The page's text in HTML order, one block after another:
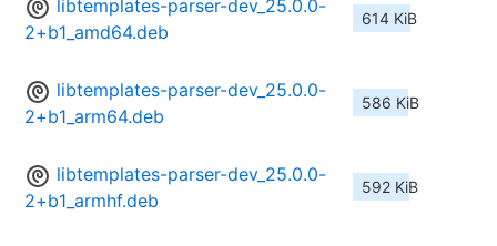
libtemplates-parser-dev_25.0.0-
2+b1_amd64.deb
614 KiB
libtemplates-parser-dev_25.0.0-
2+b1_arm64.deb
586 KiB
libtemplates-parser-dev_25.0.0-
2+b1_armhf.deb
592 KiB